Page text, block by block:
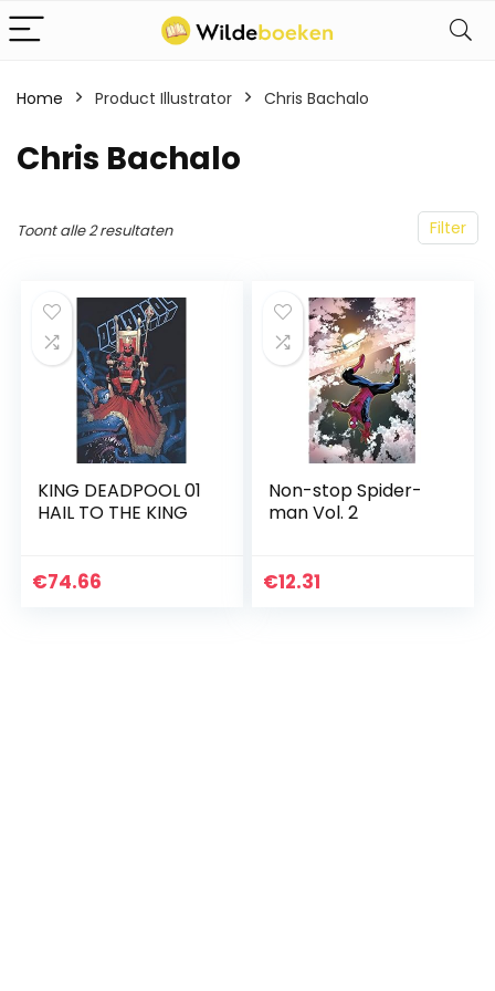
Home Product Illustrator Chris Bachalo
Chris Bachalo
Filter
Toont alle 2 resultaten
KING DEADPOOL 01
HAIL TO THE KING
€74.66
Non-stop Spider-
man Vol. 2
€12.31